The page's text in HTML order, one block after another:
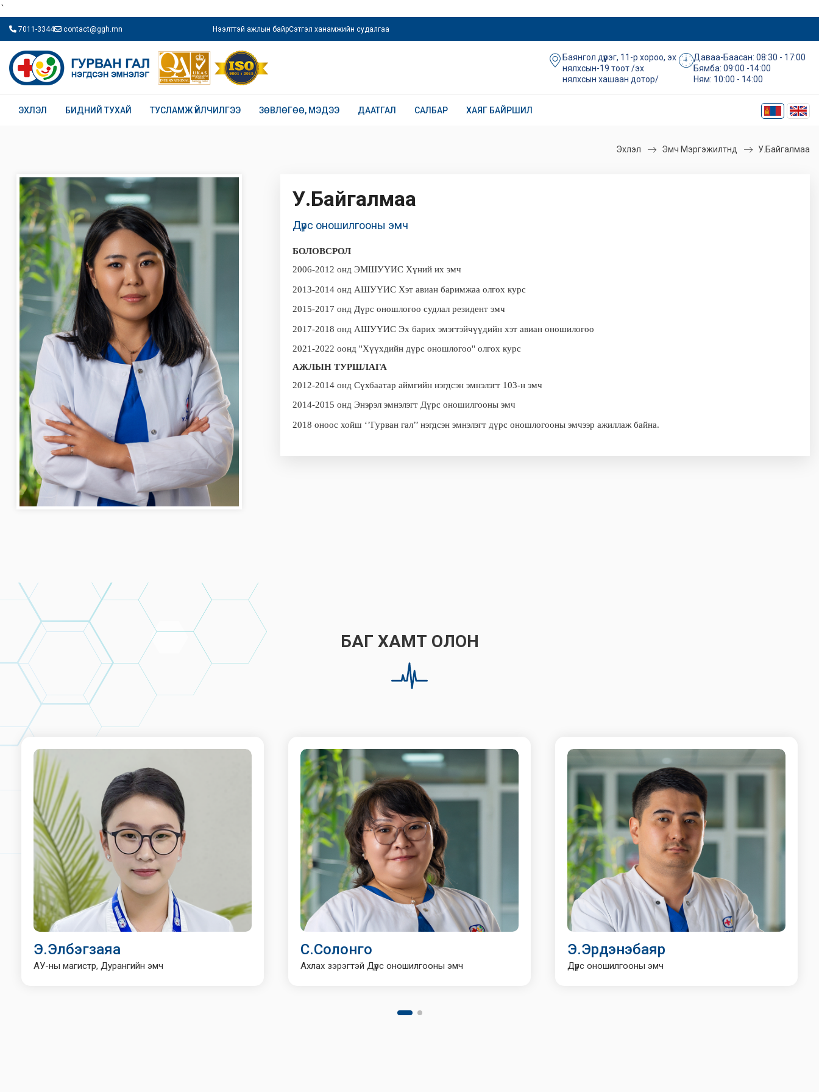
`
7011-3344 contact@ggh.mn Нээлттэй ажлын байрСэтгэл ханамжийн судалгаа
Баянгол дүүрэг, 11-р хороо, эх
нялхсын-19 тоот /эх
нялхсын хашаан дотор/
Даваа-Баасан: 08:30 - 17:00
Бямба: 09:00 -14:00
Ням: 10:00 - 14:00
ЭХЛЭЛ БИДНИЙ ТУХАЙ ТУСЛАМЖ ҮЙЛЧИЛГЭЭ ЗӨВЛӨГӨӨ, МЭДЭЭ ДААТГАЛ САЛБАР ХАЯГ БАЙРШИЛ
Эхлэл Эмч Мэргэжилтнүүд У.Байгалмаа
У.Байгалмаа
Дүрс оношилгооны эмч
БОЛОВСРОЛ
2006-2012 онд ЭМШУҮИС Хүний их эмч
2013-2014 онд АШУҮИС Хэт авиан баримжаа олгох курс
2015-2017 онд Дүрс оношлогоо судлал резидент эмч
2017-2018 онд АШУҮИС Эх барих эмэгтэйчүүдийн хэт авиан оношилогоо
2021-2022 оонд ''Хүүхдийн дүрс оношлогоо'' олгох курс
АЖЛЫН ТУРШЛАГА
2012-2014 онд Сүхбаатар аймгийн нэгдсэн эмнэлэгт 103-н эмч
2014-2015 онд Энэрэл эмнэлэгт Дүрс оношилгооны эмч
2018 оноос хойш ‘’Гурван гал’’ нэгдсэн эмнэлэгт дүрс оношлогооны эмчээр ажиллаж байна.
БАГ ХАМТ ОЛОН
Э.Элбэгзаяа
АУ-ны магистр, Дурангийн эмч
С.Солонго
Ахлах зэрэгтэй Дүрс оношилгооны эмч
Э.Эрдэнэбаяр
Дүрс оношилгооны эмч